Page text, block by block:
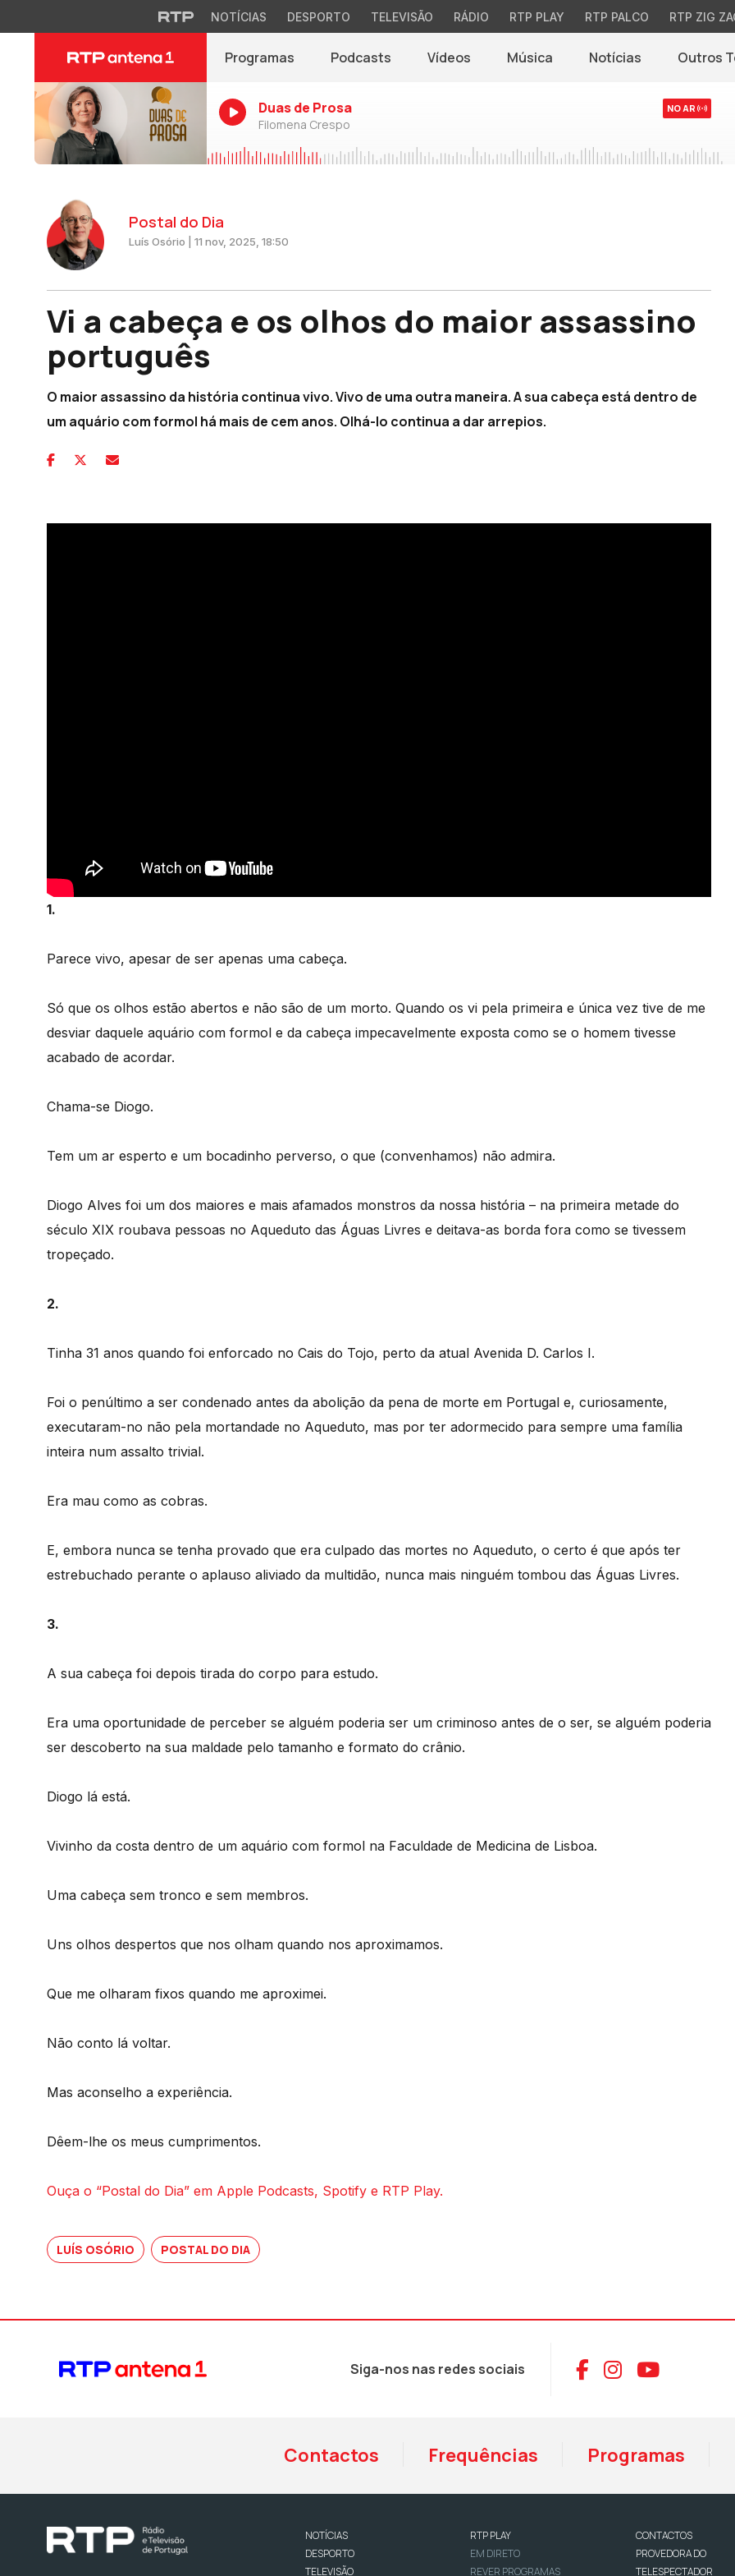
NOTÍCIAS DESPORTO TELEVISÃO RÁDIO RTP PLAY RTP PALCO RTP ZIG
Programas Podcasts Vídeos Música Notícias(abre em nova
Outros
Duas de Prosa
Filomena Crespo
NO AR
Postal do Dia
Luís Osório | 11 nov, 2025, 18:50
Vi a cabeça e os olhos do maior assassino
português
O maior assassino da história continua vivo. Vivo de uma outra maneira. A sua cabeça está dentro de
um aquário com formol há mais de cem anos. Olhá-lo continua a dar arrepios.
1.
Parece vivo, apesar de ser apenas uma cabeça.
Só que os olhos estão abertos e não são de um morto. Quando os vi pela primeira e única vez tive de me
desviar daquele aquário com formol e da cabeça impecavelmente exposta como se o homem tivesse
acabado de acordar.
Chama-se Diogo.
Tem um ar esperto e um bocadinho perverso, o que (convenhamos) não admira.
Diogo Alves foi um dos maiores e mais afamados monstros da nossa história – na primeira metade do
século XIX roubava pessoas no Aqueduto das Águas Livres e deitava-as borda fora como se tivessem
tropeçado.
2.
Tinha 31 anos quando foi enforcado no Cais do Tojo, perto da atual Avenida D. Carlos I.
Foi o penúltimo a ser condenado antes da abolição da pena de morte em Portugal e, curiosamente,
executaram-no não pela mortandade no Aqueduto, mas por ter adormecido para sempre uma família
inteira num assalto trivial.
Era mau como as cobras.
E, embora nunca se tenha provado que era culpado das mortes no Aqueduto, o certo é que após ter
estrebuchado perante o aplauso aliviado da multidão, nunca mais ninguém tombou das Águas Livres.
3.
A sua cabeça foi depois tirada do corpo para estudo.
Era uma oportunidade de perceber se alguém poderia ser um criminoso antes de o ser, se alguém poderia
ser descoberto na sua maldade pelo tamanho e formato do crânio.
Diogo lá está.
Vivinho da costa dentro de um aquário com formol na Faculdade de Medicina de Lisboa.
Uma cabeça sem tronco e sem membros.
Uns olhos despertos que nos olham quando nos aproximamos.
Que me olharam fixos quando me aproximei.
Não conto lá voltar.
Mas aconselho a experiência.
Dêem-lhe os meus cumprimentos.
Ouça o “Postal do Dia” em Apple Podcasts, Spotify e RTP Play.
LUÍS OSÓRIO POSTAL DO DIA
Siga-nos nas redes sociais Aceder ao
Aceder ao
Aceder
Contactos Frequências Programas
NOTÍCIAS
DESPORTO
TELEVISÃO
RTP PLAY
EM DIRETO
REVER PROGRAMAS
CONTACTOS
PROVEDORA DO
TELESPECTADOR